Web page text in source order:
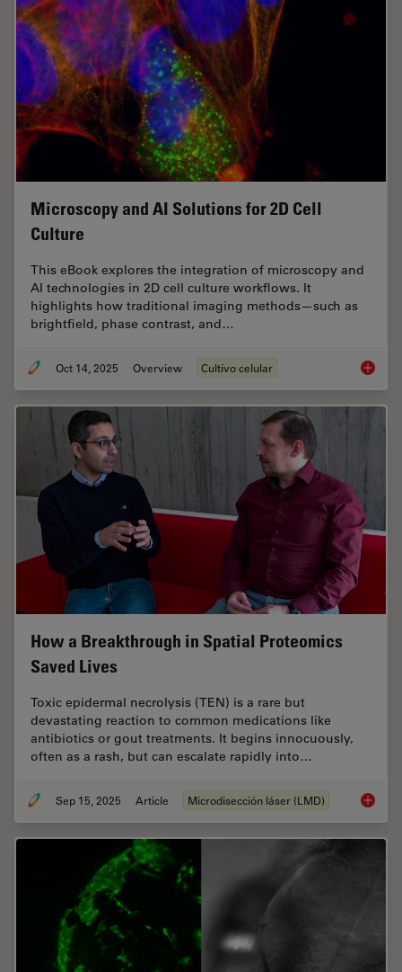
Microscopy and AI Solutions for 2D Cell
Culture
This eBook explores the integration of microscopy and
AI technologies in 2D cell culture workflows. It
highlights how traditional imaging methods—such as
brightfield, phase contrast, and…
Oct 14, 2025 Overview Cultivo celular
How a Breakthrough in Spatial Proteomics
Saved Lives
Toxic epidermal necrolysis (TEN) is a rare but
devastating reaction to common medications like
antibiotics or gout treatments. It begins innocuously,
often as a rash, but can escalate rapidly into…
Sep 15, 2025 Article Microdisección láser (LMD) How a